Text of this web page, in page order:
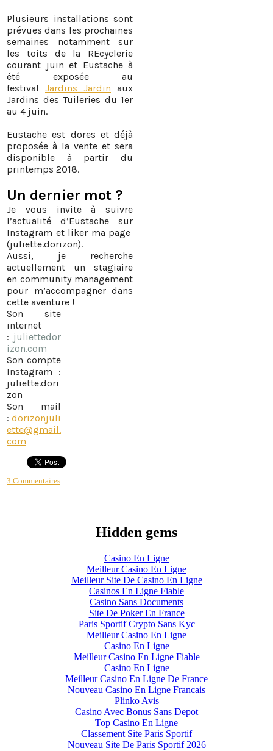
Plusieurs installations sont
prévues dans les prochaines
semaines notamment sur
les toits de la REcyclerie
courant juin et Eustache à
été exposée au
festival Jardins Jardin aux
Jardins des Tuileries du 1er
au 4 juin.
Eustache est dores et déjà
proposée à la vente et sera
disponible à partir du
printemps 2018.
Un dernier mot ?
Je vous invite à suivre
l’actualité d’Eustache sur
Instagram et liker ma page
(juliette.dorizon).
Aussi, je recherche
actuellement un stagiaire
en community management
pour m’accompagner dans
cette aventure !
Son site
internet
: juliettedor
izon.com
Son compte
Instagram :
juliette.dori
zon
Son mail
: dorizonjuli
ette@gmail.
com
3 Commentaires
Hidden gems
Casino En Ligne
Meilleur Casino En Ligne
Meilleur Site De Casino En Ligne
Casinos En Ligne Fiable
Casino Sans Documents
Site De Poker En France
Paris Sportif Crypto Sans Kyc
Meilleur Casino En Ligne
Casino En Ligne
Meilleur Casino En Ligne Fiable
Casino En Ligne
Meilleur Casino En Ligne De France
Nouveau Casino En Ligne Francais
Plinko Avis
Casino Avec Bonus Sans Depot
Top Casino En Ligne
Classement Site Paris Sportif
Nouveau Site De Paris Sportif 2026